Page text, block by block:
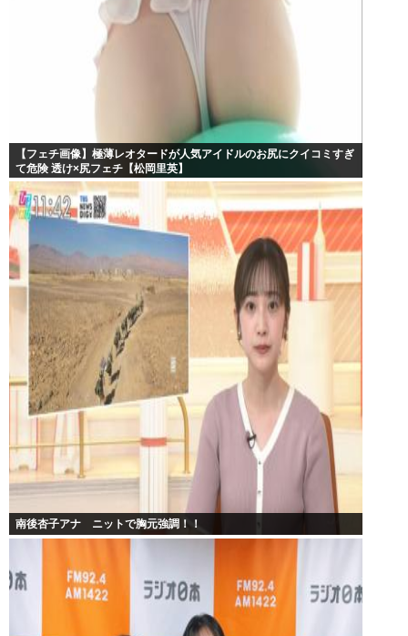
【フェチ画像】極薄レオタードが人気アイドルのお尻にクイコミすぎ
て危険 透け×尻フェチ【松岡里英】
南後杏子アナ ニットで胸元強調！！